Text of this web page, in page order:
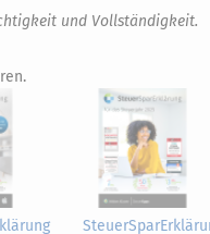
und Vollständigkeit.